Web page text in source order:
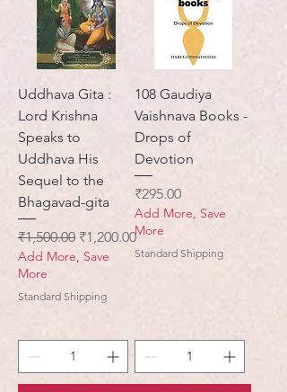
Uddhava Gita :
Lord Krishna
Speaks to
Uddhava His
Sequel to the
Bhagavad-gita
नियमित मूल्य
₹1,500.00 बिक्री मूल्य
₹1,200.00
Add More, Save
More
Standard Shipping
108 Gaudiya
Vaishnava Books -
Drops of
Devotion
मूल्य
₹295.00
Add More, Save
More
Standard Shipping